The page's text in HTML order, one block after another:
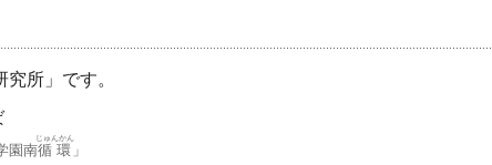
究所」です。
園南循環
じゅんかん
」